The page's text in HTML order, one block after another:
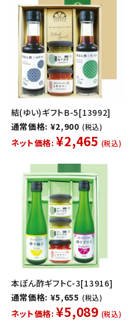
結(ゆい)ギフトB-5[13992]
通常価格: ¥2,900 (税込)
ネット価格: ¥2,465 (税込)
本ぽん酢ギフトC-3[13916]
通常価格: ¥5,655 (税込)
ネット価格: ¥5,089 (税込)